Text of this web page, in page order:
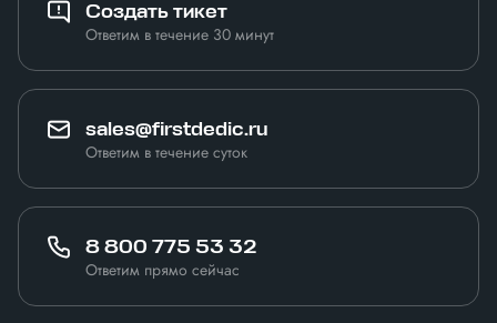
Создать тикет
Ответим в течение 30 минут
sales@firstdedic.ru
Ответим в течение суток
8 800 775 53 32
Ответим прямо сейчас